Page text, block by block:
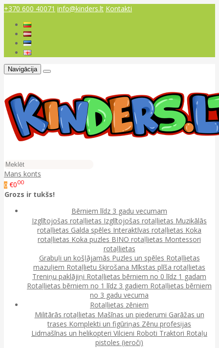
+370 600 40071 info@kinders.lt Kontakti
Navigācija
Mans konts
0 €000
Grozs ir tukšs!
Bērniem līdz 3 gadu vecumam
Izglītojošas rotaļlietas Izglītojošas rotaļlietas Muzikālās
rotaļlietas Galda spēles Interaktīvas rotaļlietas Koka
rotaļlietas Koka puzles BINO rotaļlietas Montessori
rotaļlietas
Grabuļi un košļājamās Puzles un spēles Rotaļlietas
mazuļiem Rotaļlietu šķirošana Mīkstas plīša rotaļlietas
Treniņu paklājiņi Rotaļlietas bērniem no 0 līdz 1 gadam
Rotaļlietas bērniem no 1 līdz 3 gadiem Rotaļlietas bērniem
no 3 gadu vecuma
Rotaļlietas zēniem
Militārās rotaļlietas Mašīnas un piederumi Garāžas un
trases Komplekti un figūriņas Zēnu profesijas
Lidmašīnas un helikopteri Vilcieni Roboti Traktori Rotaļu
pistoles (ieroči)